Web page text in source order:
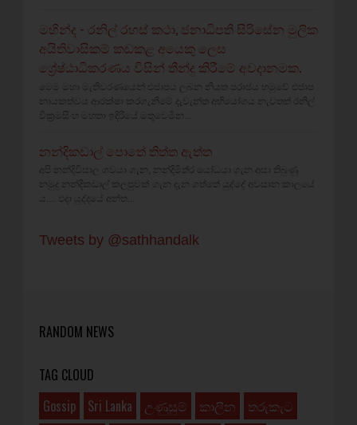
මහින්ද - රනිල් රහස් කථා, ජනාධිපති සිරිසේන මුලික
අයිතිවාසිකම් කඩකළ අයෙකු ලෙස
ශ්‍රේෂ්ඨාධිකරණය විසින් තීන්දු කිරීමේ අවදානමක.
මෙම මහා මැතිවරණයෙන් එජාපය ලබන නියත පරාජය හමුවේ එජාප
නායකත්වය ආරක්ෂා කරගැනීමේ දැවැන්ත අභියෝගය නැවතත් රනිල්
වික්‍රමසිංහ මහතා ඉදිරියේ මතුවෙමින...
නන්දිකඩාල් පොතේ තිත්ත ඇත්ත
අපි නන්දිවිසාල ගවයා ගැන, නන්දිමිත්ර යෝධයා ගැන අසා තිබුණු
නමුදු නන්දිකඩාල් කලපුවක් ගැන දැන ගත්තේ යුද්දේ අවසාන කාලයේ
ය.... එදා යුද්දයේ අන්ත...
Tweets by @sathhandalk
RANDOM NEWS
TAG CLOUD
Gossip
Sri Lanka උණුසුම් කාලීන
තරුකැට